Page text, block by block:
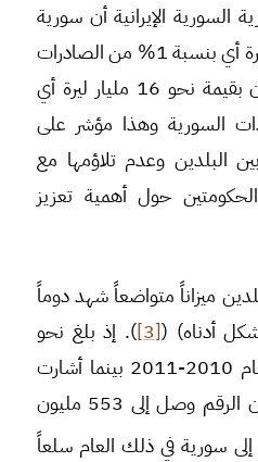
السورية الإيرانية أن سورية
تصدر أقل من 6 مليارات ليرة أي بنسبة 1% من الصادرات
إلى إيران وتستورد من إيران بقيمة نحو 16 مليار ليرة أي
السورية وهذا مؤشر على
البلدين وعدم تلاؤمها مع
حول أهمية تعزيز
ميزاناً متواضعاً شهد دوماً
أدناه) ([3]
). إذ بلغ نحو
361.6 مليون دولار في العام 2010-2011 بينما أشارت
مواقع اقتصادية متعددة أن الرقم وصل إلى 553 مليون
سورية في ذلك العام سلعاً